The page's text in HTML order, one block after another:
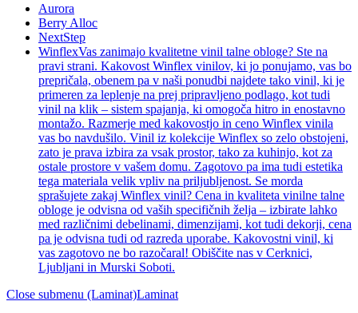
Aurora
Berry Alloc
NextStep
WinflexVas zanimajo kvalitetne vinil talne obloge? Ste na
pravi strani. Kakovost Winflex vinilov, ki jo ponujamo, vas bo
prepričala, obenem pa v naši ponudbi najdete tako vinil, ki je
primeren za leplenje na prej pripravljeno podlago, kot tudi
vinil na klik – sistem spajanja, ki omogoča hitro in enostavno
montažo. Razmerje med kakovostjo in ceno Winflex vinila
vas bo navdušilo. Vinil iz kolekcije Winflex so zelo obstojeni,
zato je prava izbira za vsak prostor, tako za kuhinjo, kot za
ostale prostore v vašem domu. Zagotovo pa ima tudi estetika
tega materiala velik vpliv na priljubljenost. Se morda
sprašujete zakaj Winflex vinil? Cena in kvaliteta vinilne talne
obloge je odvisna od vaših specifičnih želja – izbirate lahko
med različnimi debelinami, dimenzijami, kot tudi dekorji, cena
pa je odvisna tudi od razreda uporabe. Kakovostni vinil, ki
vas zagotovo ne bo razočaral! Obiščite nas v Cerknici,
Ljubljani in Murski Soboti.
Close submenu (Laminat)Laminat